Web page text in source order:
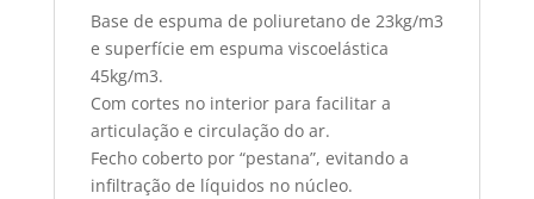
Base de espuma de poliuretano de 23kg/m3
e superfície em espuma viscoelástica
45kg/m3.
Com cortes no interior para facilitar a
articulação e circulação do ar.
Fecho coberto por “pestana”, evitando a
infiltração de líquidos no núcleo.